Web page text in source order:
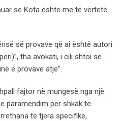
se Kota është me të vërtetë
së provave që ai është autori
tha avokati, i cili shtoi se
e provave atje”.
fajtor në mungesë nga një
paramendim për shkak të
të tjera specifike,